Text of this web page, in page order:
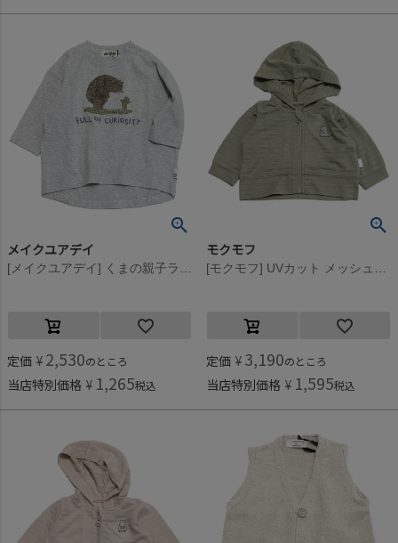
メイクユアデイ
[メイクユアデイ] くまの親子ラウンドTシャツ(baby) グレー(GY)
定価 ¥ 2,530のところ
当店特別価格 ¥ 1,265税込
モクモフ
[モクモフ] UVカット メッシュパーカー グリーン(GR)
定価 ¥ 3,190のところ
当店特別価格 ¥ 1,595税込